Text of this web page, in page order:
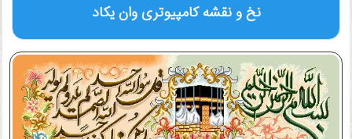
نخ و نقشه کامپیوتریوان یکاد